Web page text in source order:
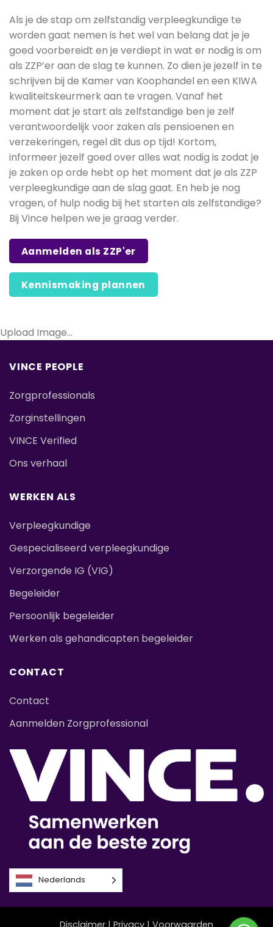
Als je de stap om zelfstandig verpleegkundige te
worden gaat nemen is het wel van belang dat je je
goed voorbereidt en je verdiept in wat er nodig is om
als ZZP’er aan de slag te kunnen. Zo dien je jezelf in te
schrijven bij de Kamer van Koophandel en een KIWA
kwaliteitskeurmerk aan te vragen. Vanaf het
moment dat je start als zelfstandige ben je zelf
verantwoordelijk voor zaken als pensioenen en
verzekeringen, regel dit dus op tijd! Kortom,
informeer jezelf goed over alles wat nodig is zodat je
je zaken op orde hebt op het moment dat je als ZZP
verpleegkundige aan de slag gaat. En heb je nog
vragen, of hulp nodig bij het starten als zelfstandige?
Bij Vince helpen we je graag verder.
Aanmelden als ZZP'er
Kennismaking plannen
Upload Image...
VINCE PEOPLE
Zorgprofessionals
Zorginstellingen
VINCE Verified
Ons verhaal
WERKEN ALS
Verpleegkundige
Gespecialiseerd verpleegkundige
Verzorgende IG (VIG)
Begeleider
Persoonlijk begeleider
Werken als gehandicapten begeleider
CONTACT
Contact
Aanmelden Zorgprofessional
Nederlands
Disclaimer | Privacy | Voorwaarden